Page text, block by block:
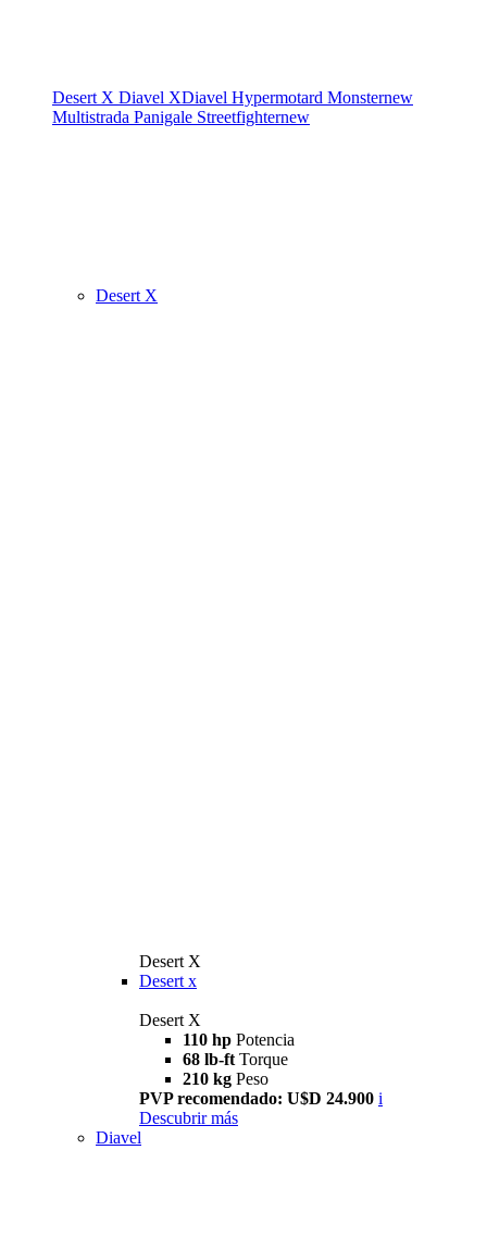
Desert X Diavel XDiavel Hypermotard Monsternew
Multistrada Panigale Streetfighternew
Desert X
Desert X
Desert x
Desert X
110 hp Potencia
68 lb-ft Torque
210 kg Peso
PVP recomendado: U$D 24.900 i
Descubrir más
Diavel